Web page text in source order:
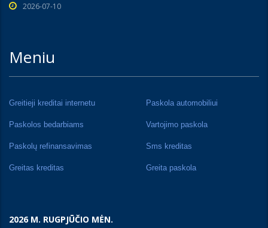
2026-07-10
Meniu
Greitieji kreditai internetu Paskola automobiliui
Paskolos bedarbiams Vartojimo paskola
Paskolų refinansavimas Sms kreditas
Greitas kreditas Greita paskola
2026 M. RUGPJŪČIO MĖN.